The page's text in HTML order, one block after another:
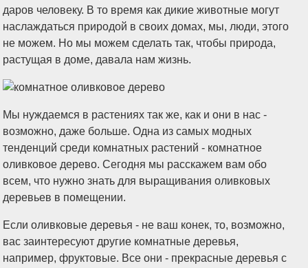
даров человеку. В то время как дикие животные могут
наслаждаться природой в своих домах, мы, люди, этого
не можем. Но мы можем сделать так, чтобы природа,
растущая в доме, давала нам жизнь.
Мы нуждаемся в растениях так же, как и они в нас -
возможно, даже больше. Одна из самых модных
тенденций среди комнатных растений - комнатное
оливковое дерево. Сегодня мы расскажем вам обо
всем, что нужно знать для выращивания оливковых
деревьев в помещении.
Если оливковые деревья - не ваш конек, то, возможно,
вас заинтересуют другие комнатные деревья,
например, фруктовые. Все они - прекрасные деревья с